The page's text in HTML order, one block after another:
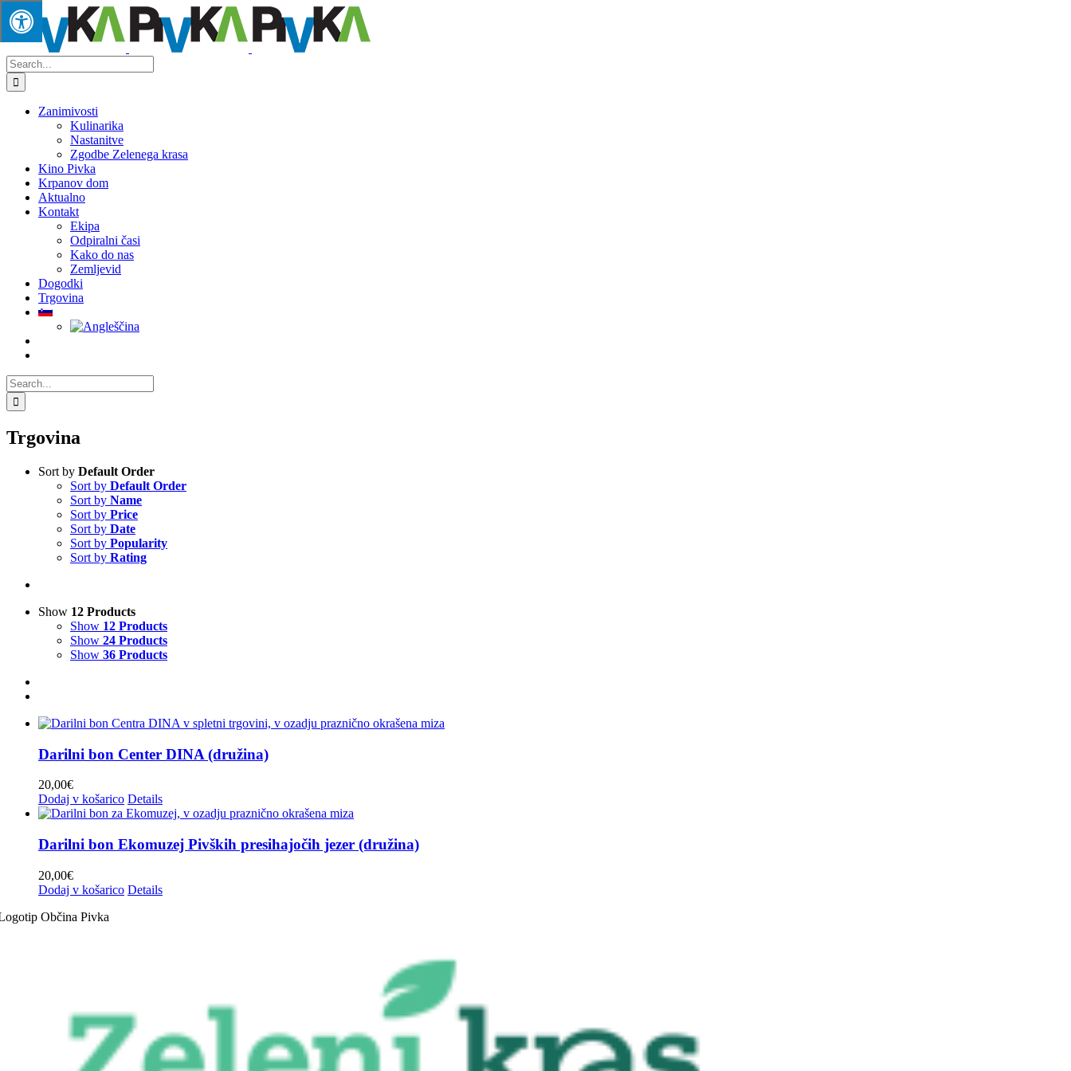
Skip
to
content
Search
for:
Zanimivosti
Kulinarika
Nastanitve
Zgodbe Zelenega krasa
Kino Pivka
Krpanov dom
Aktualno
Kontakt
Ekipa
Odpiralni časi
Kako do nas
Zemljevid
Dogodki
Trgovina
Search
for:
Trgovina
Sort by Default Order
Sort by Default Order
Sort by Name
Sort by Price
Sort by Date
Sort by Popularity
Sort by Rating
Show 12 Products
Show 12 Products
Show 24 Products
Show 36 Products
Darilni bon Center DINA (družina)
20,00€
Dodaj v košarico Details
Darilni bon Ekomuzej Pivških presihajočih jezer (družina)
20,00€
Dodaj v košarico Details